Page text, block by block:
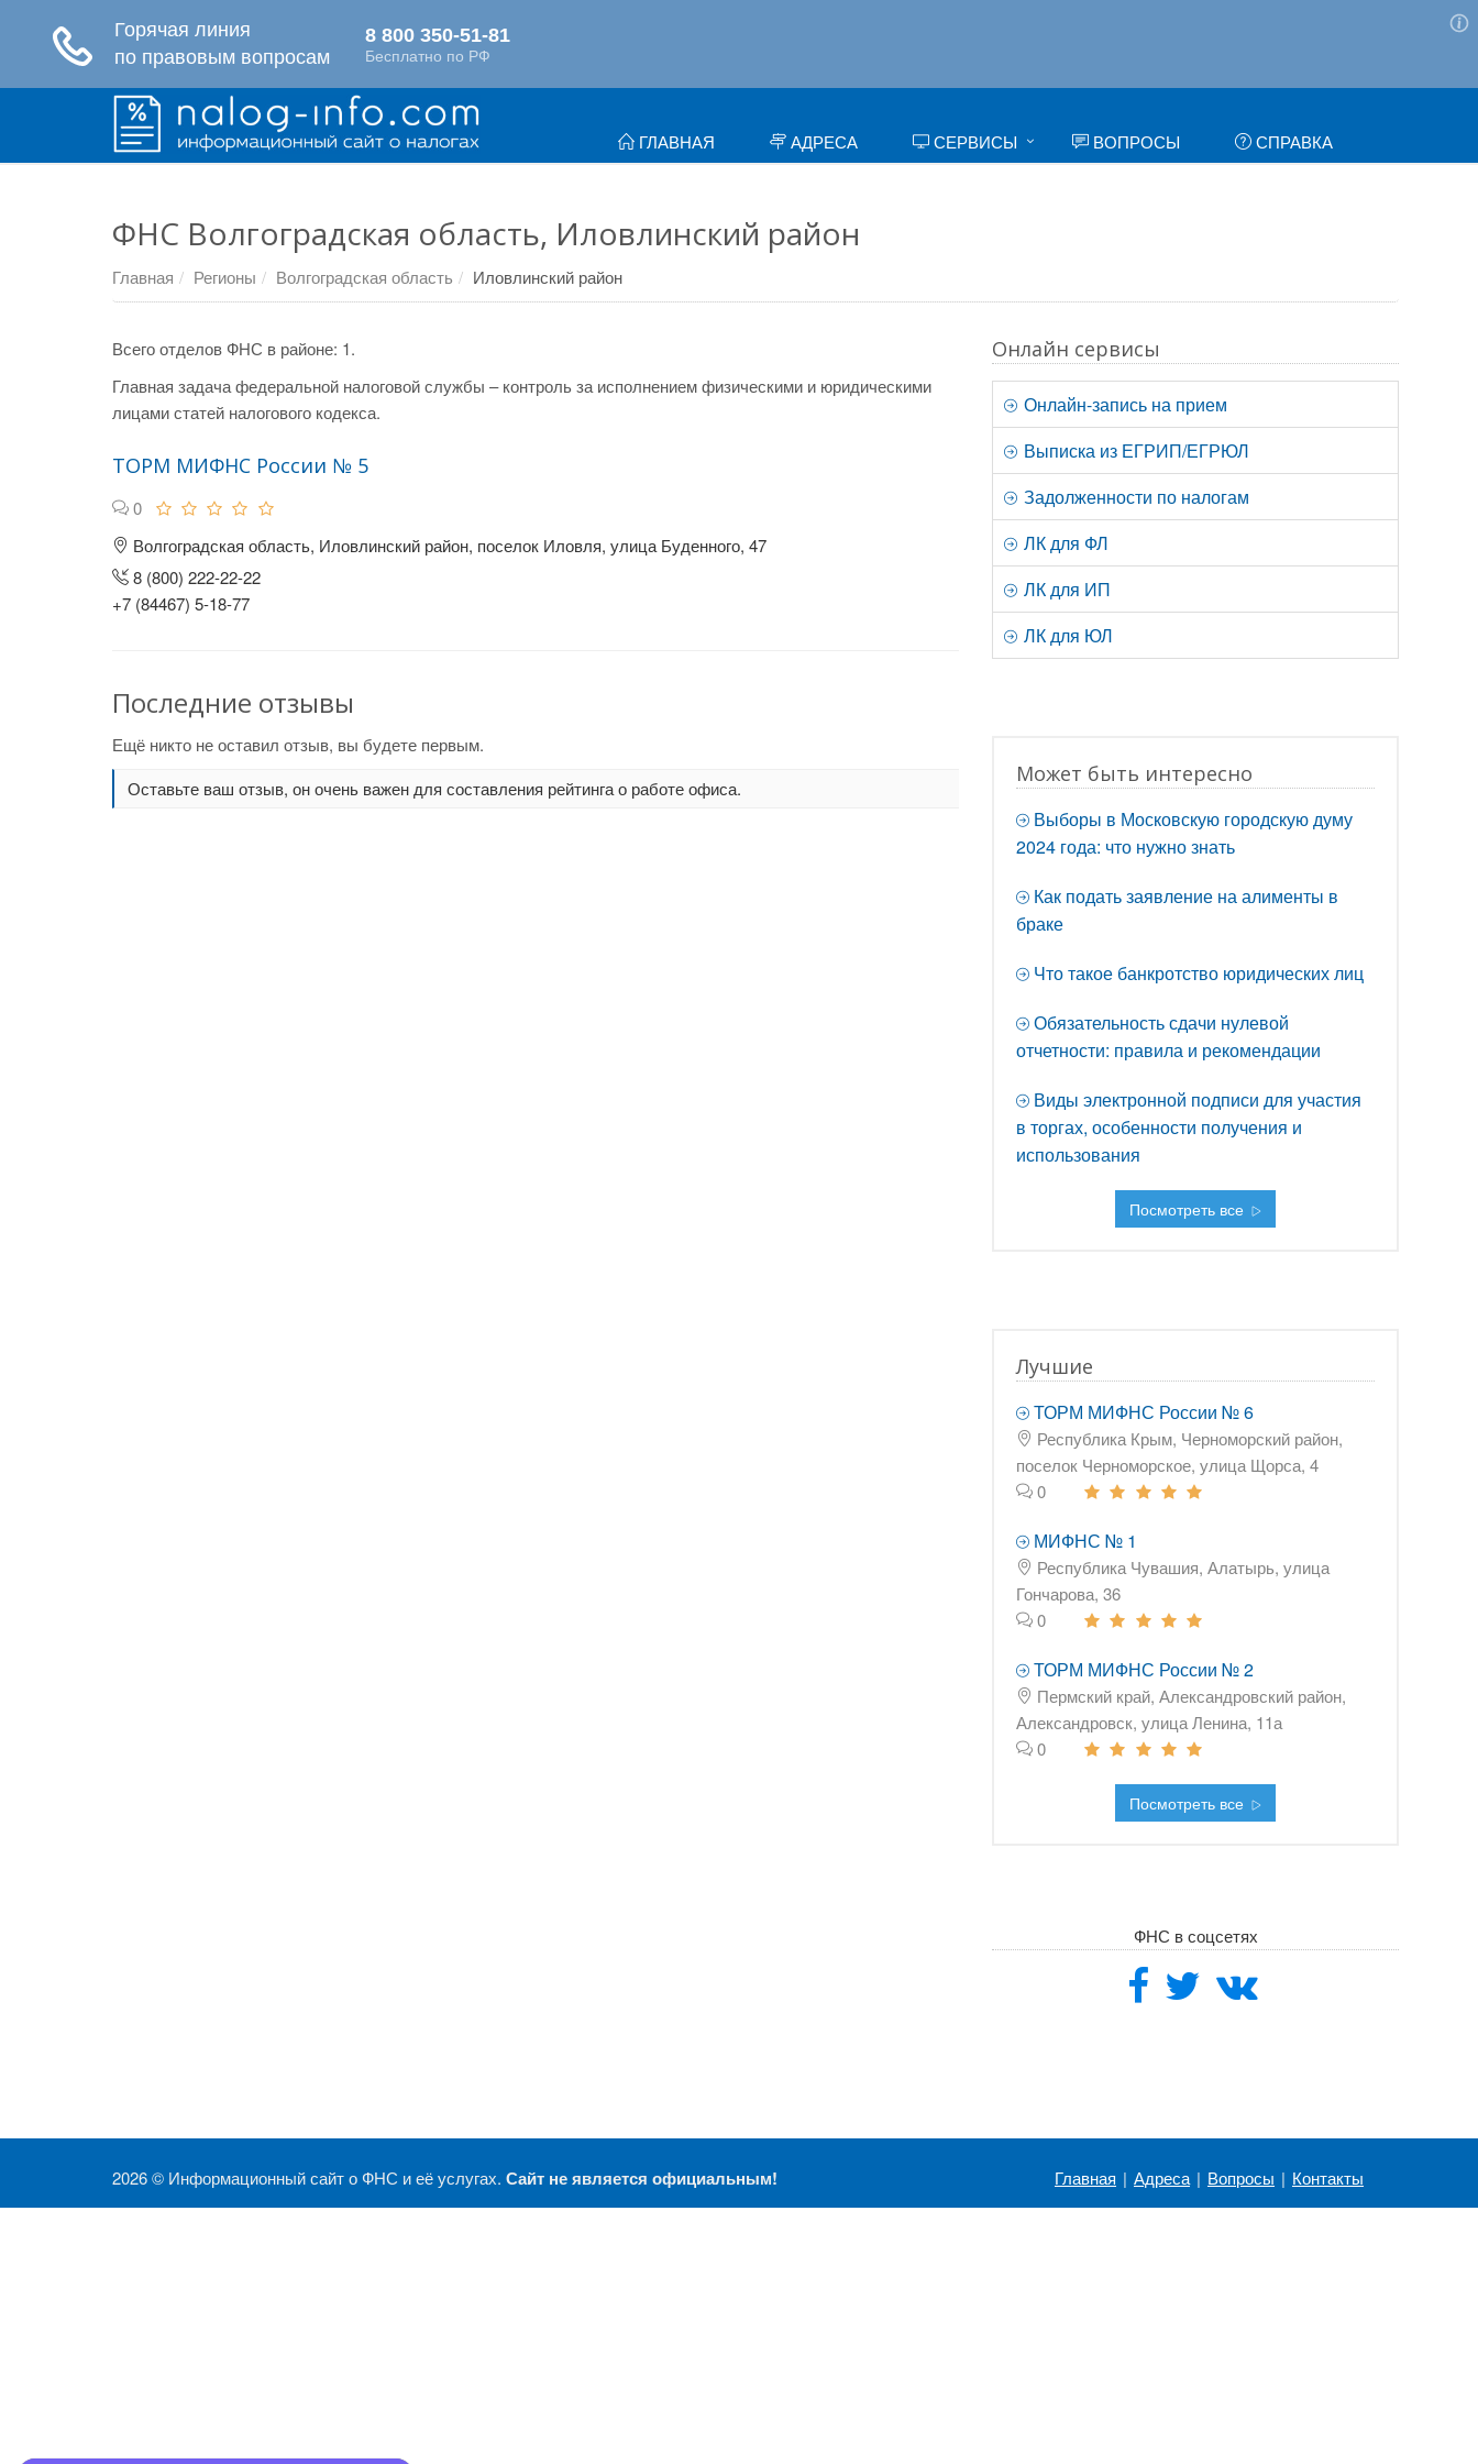
ГЛАВНАЯ АДРЕСА СЕРВИСЫ ВОПРОСЫ СПРАВКА
ФНС Волгоградская область, Иловлинский район
Главная Регионы Волгоградская область Иловлинский район
Всего отделов ФНС в районе: 1.
Главная задача федеральной налоговой службы – контроль за исполнением физическими и юридическими
лицами статей налогового кодекса.
ТОРМ МИФНС России № 5
0
Волгоградская область, Иловлинский район, поселок Иловля, улица Буденного, 47
8 (800) 222-22-22
+7 (84467) 5-18-77
Последние отзывы
Ещё никто не оставил отзыв, вы будете первым.
Оставьте ваш отзыв, он очень важен для составления рейтинга о работе офиса.
Онлайн сервисы
Онлайн-запись на прием
Выписка из ЕГРИП/ЕГРЮЛ
Задолженности по налогам
ЛК для ФЛ
ЛК для ИП
ЛК для ЮЛ
Может быть интересно
Выборы в Московскую городскую думу
2024 года: что нужно знать
Как подать заявление на алименты в
браке
Что такое банкротство юридических лиц
Обязательность сдачи нулевой
отчетности: правила и рекомендации
Виды электронной подписи для участия
в торгах, особенности получения и
использования
Посмотреть все
Лучшие
ТОРМ МИФНС России № 6
Республика Крым, Черноморский район,
поселок Черноморское, улица Щорса, 4
0
МИФНС № 1
Республика Чувашия, Алатырь, улица
Гончарова, 36
0
ТОРМ МИФНС России № 2
Пермский край, Александровский район,
Александровск, улица Ленина, 11а
0
Посмотреть все
ФНС в соцсетях
2026 © Информационный сайт о ФНС и её услугах. Сайт не является официальным! Главная | Адреса | Вопросы | Контакты